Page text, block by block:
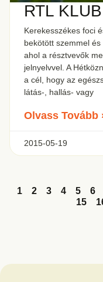
RTL
Kerekesszékes foci
bekötött szemmel
ahol a résztvevők
jelnyelvvel. A
a cél, hogy az
látás-, hallás- vagy
Olvass Tovább
2015-05-19
1 2 3 4 5 6
15